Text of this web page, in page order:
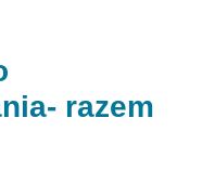
razem